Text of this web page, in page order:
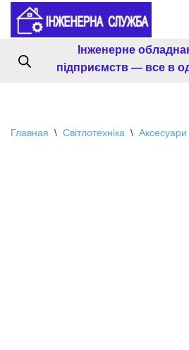
Перейти
содержимому
Інженерне
підприємств — все в
Главная \ Світлотехніка \ Аксесуари